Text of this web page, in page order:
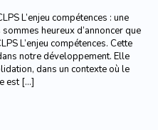
L’enjeu compétences : une
heureux d’annoncer que
L’enjeu compétences. Cette
notre développement. Elle
dans un contexte où le
est […]